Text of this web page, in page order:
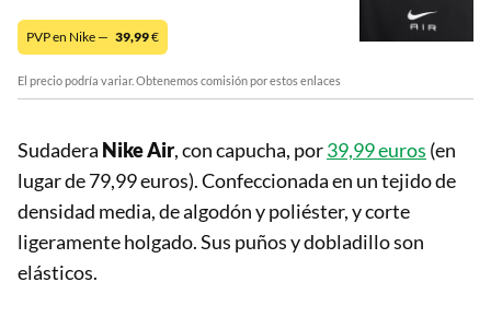
PVP en Nike — 39,99€
El precio podría variar. Obtenemos comisión por estos enlaces
Sudadera Nike Air, con capucha, por39,99 euros (en
lugar de 79,99 euros). Confeccionada en un tejido de
densidad media, de algodón y poliéster, y corte
ligeramente holgado. Sus puños y dobladillo son
elásticos.